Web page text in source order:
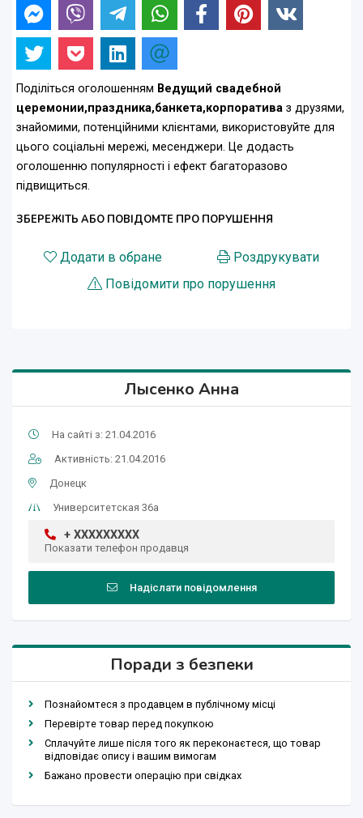
Поділіться оголошенням Ведущий свадебной
церемонии,праздника,банкета,корпоратива з друзями,
знайомими, потенційними клієнтами, використовуйте для
цього соціальні мережі, месенджери. Це додасть
оголошенню популярності і ефект багаторазово
підвищиться.
ЗБЕРЕЖІТЬ АБО ПОВІДОМТЕ ПРО ПОРУШЕННЯ
Додати в обране
Роздрукувати
Повідомити про порушення
Лысенко Анна
На сайті з: 21.04.2016
Активність: 21.04.2016
Донецк
Университетская 36а
+ XXXXXXXXX
Показати телефон продавця
Надіслати повідомлення
Поради з безпеки
Познайомтеся з продавцем в публічному місці
Перевірте товар перед покупкою
Сплачуйте лише після того як переконаєтеся, що товар
відповідає опису і вашим вимогам
Бажано провести операцію при свідках